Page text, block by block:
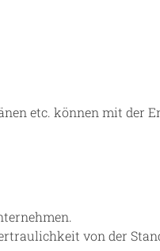
etc. können mit
von der